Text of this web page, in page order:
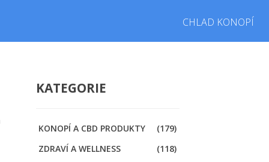
CHLAD KONOPÍ
KATEGORIE
KONOPÍ A CBD PRODUKTY
(179)
ZDRAVÍ A WELLNESS
(118)